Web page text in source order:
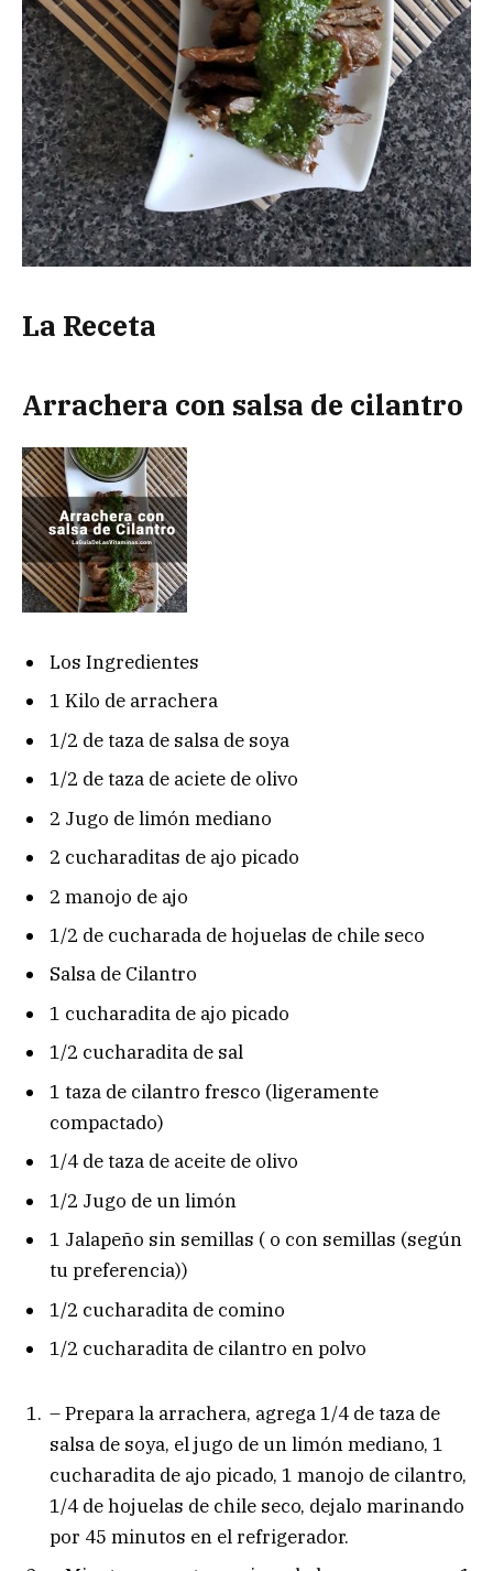
La Receta
Arrachera con salsa de cilantro
Los Ingredientes
1 Kilo de arrachera
1/2 de taza de salsa de soya
1/2 de taza de aciete de olivo
2 Jugo de limón mediano
2 cucharaditas de ajo picado
2 manojo de ajo
1/2 de cucharada de hojuelas de chile seco
Salsa de Cilantro
1 cucharadita de ajo picado
1/2 cucharadita de sal
1 taza de cilantro fresco (ligeramente
compactado)
1/4 de taza de aceite de olivo
1/2 Jugo de un limón
1 Jalapeño sin semillas ( o con semillas (según
tu preferencia))
1/2 cucharadita de comino
1/2 cucharadita de cilantro en polvo
– Prepara la arrachera, agrega 1/4 de taza de
salsa de soya, el jugo de un limón mediano, 1
cucharadita de ajo picado, 1 manojo de cilantro,
1/4 de hojuelas de chile seco, dejalo marinando
por 45 minutos en el refrigerador.